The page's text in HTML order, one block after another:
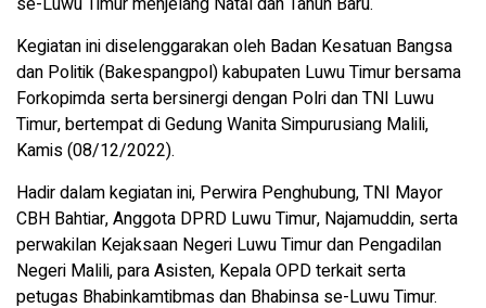
Kegiatan ini diselenggarakan oleh Badan Kesatuan Bangsa
dan Politik (Bakespangpol) kabupaten Luwu Timur bersama
Forkopimda serta bersinergi dengan Polri dan TNI Luwu
Timur, bertempat di Gedung Wanita Simpurusiang Malili,
Kamis (08/12/2022).
Hadir dalam kegiatan ini, Perwira Penghubung, TNI Mayor
CBH Bahtiar, Anggota DPRD Luwu Timur, Najamuddin, serta
perwakilan Kejaksaan Negeri Luwu Timur dan Pengadilan
Negeri Malili, para Asisten, Kepala OPD terkait serta
petugas Bhabinkamtibmas dan Bhabinsa se-Luwu Timur.